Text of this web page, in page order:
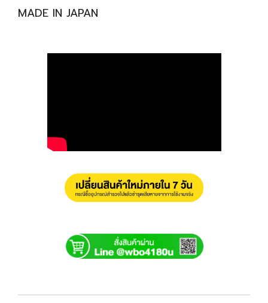
MADE IN JAPAN